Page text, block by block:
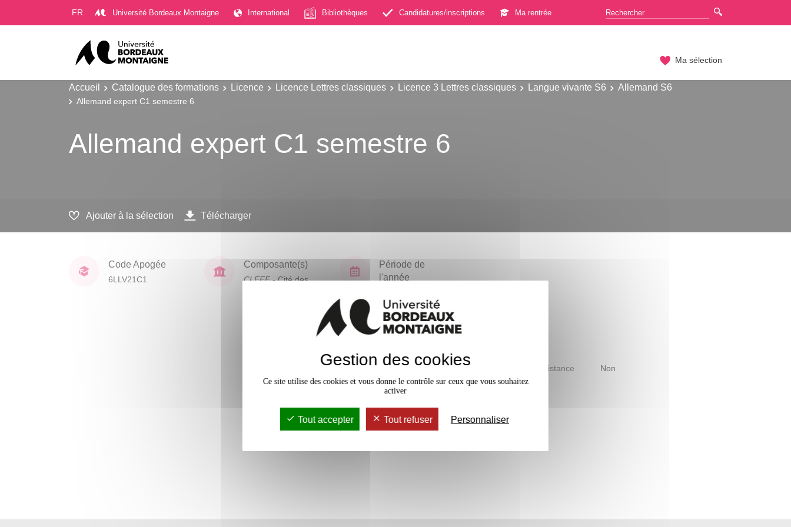
FR Université Bordeaux Montaigne International Bibliothèques Candidatures/inscriptions Ma rentrée
Ma sélection
Accueil Catalogue des formations Licence Licence Lettres classiques Licence 3 Lettres classiques Langue vivante S6 Allemand S6
Allemand expert C1 semestre 6
Allemand expert C1 semestre 6
Ajouter à la sélection Télécharger
Code Apogée
6LLV21C1
Composante(s)
CLEFF- Cité des
Période de
l'année
Accessible à distance Non
Gestion des cookies
Ce site utilise des cookies et vous donne le contrôle sur ceux que vous souhaitez
activer
Tout accepter Tout refuser Personnaliser